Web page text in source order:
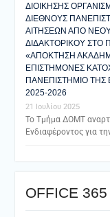
ΔΙΟΙΚΗΣΗΣ
ΔΙΕΘΝΟΥΣ
ΑΙΤΗΣΕΩΝ ΑΠΟ
ΔΙΔΑΚΤΟΡΙΚΟΥ ΣΤΟ
«ΑΠΟΚΤΗΣΗ
ΕΠΙΣΤΗΜΟΝΕΣ
ΠΑΝΕΠΙΣΤΗΜΙΟ ΤΗΣ
2025-2026
21 Ιουλίου 2025
Το Τμήμα ΔΟΜΤ
Ενδιαφέροντος για
ΟFFICE 365